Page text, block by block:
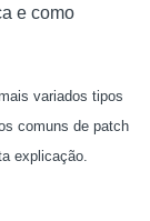
e como
variados tipos
comuns de patch
explicação.